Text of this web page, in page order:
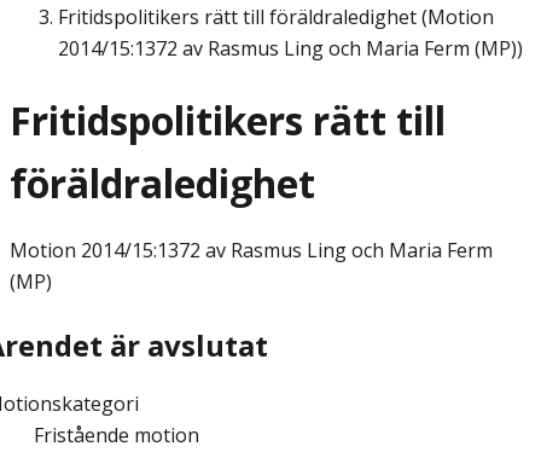
Fritidspolitikers rätt till föräldraledighet (Motion
2014/15:1372 av Rasmus Ling och Maria Ferm (MP))
Fritidspolitikers rätt till
föräldraledighet
Motion 2014/15:1372 av Rasmus Ling och Maria Ferm
(MP)
är avslutat
Fristående motion